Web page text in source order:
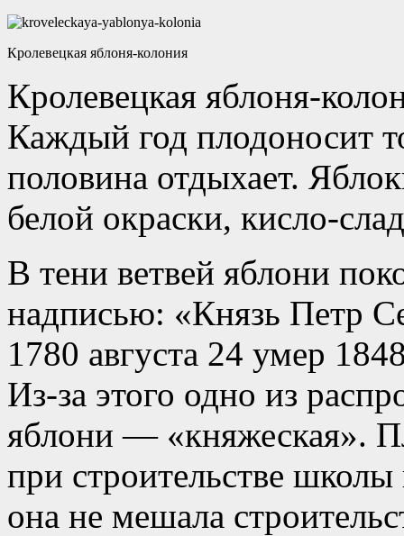
Кролевецкая яблоня-колония
Кролевецкая яблоня-
Каждый год плодоносит
половина отдыхает.
белой окраски, кисло-
В тени ветвей яблони
надписью: «Князь Петр
1780 августа 24 умер
Из-за этого одно из
яблони — «княжеская».
при строительстве
она не мешала